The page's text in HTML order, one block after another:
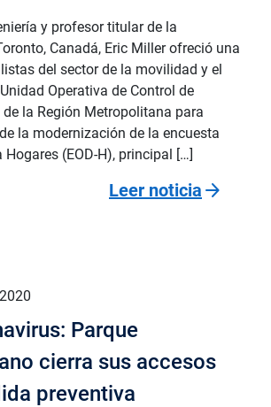
y profesor titular de la
Canadá, Eric Miller ofreció una
del sector de la movilidad y el
Operativa de Control de
de la Región Metropolitana para
la modernización de la encuesta
Hogares (EOD-H), principal […]
Leer noticia arrow_forward
Parque
cierra sus accesos
preventiva